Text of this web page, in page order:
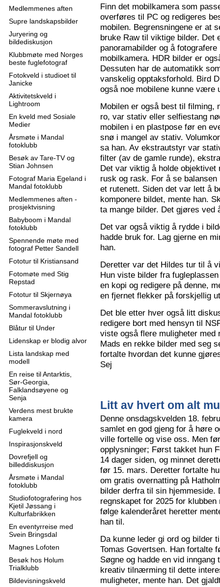
Medlemmenes aften
Supre landskapsbilder
Juryering og
bildediskusjon
Klubbmøte med Norges
beste fuglefotograf
Fotokveld i studioet til
Janicke
Aktivitetskveld i
Lightroom
En kveld med Sosiale
Medier
Årsmøte i Mandal
fotoklubb
Besøk av Tare-TV og
Stian Johnsen
Fotograf Maria Egeland i
Mandal fotoklubb
Medlemmenes aften -
prosjektvisning
Babyboom i Mandal
fotoklubb
Spennende møte med
fotograf Petter Sandell
Fototur til Kristiansand
Fotomøte med Stig
Repstad
Fototur til Skjernøya
Sommeravslutning i
Mandal fotoklubb
Blåtur til Under
Lidenskap er blodig alvor
Lista landskap med
modell
En reise til Antarktis,
Sør-Georgia,
Falklandsøyene og
Senja
Verdens mest brukte
kamera
Fuglekveld i nord
Inspirasjonskveld
Dovrefjell og
billeddiskusjon
Årsmøte i Mandal
fotoklubb
Studiofotografering hos
Kjetil Jøssang i
Kulturfabrikken
En eventyrreise med
Svein Bringsdal
Magnes Lofoten
Besøk hos Holum
Trialklubb
Bildevisningskveld
Finn det mobilkamera som
overføres til PC og redigeres
mobilen. Begrensningene er at
bruke Raw til viktige bilder. Det
panoramabilder og å
mobilkamera. HDR bilder er
Dessuten har de automatikk
vanskelig opptaksforhold. Bird
også noe mobilene kunne være
Mobilen er også best til filming,
ro, var stativ eller selfiestang
mobilen i en plastpose før en
snø i mangel av stativ.
sa han. Av ekstrautstyr var
filter (av de gamle runde),
Det var viktig å holde
rusk og rask. For å se
et rutenett. Siden det var lett å
komponere bildet, mente han.
ta mange bilder. Det gjøres ved
Det var også viktig å rydde i
hadde bruk for. Lag gjerne en
han.
Deretter var det Hildes tur til å
Hun viste bilder fra
en kopi og redigere på denne,
en fjernet flekker på forskjellig
Det ble etter hver også litt
redigere bort med hensyn til
viste også flere muligheter
Mads en rekke bilder med seg
fortalte hvordan det kunne
Sej
Litt av hvert om alt
Denne onsdagskvelden 18.
samlet en god gjeng for å høre
ville fortelle og vise oss. Men
opplysninger; Først takket hun
14 dager siden, og minnet
før 15. mars. Deretter fortalte
om gratis overnatting på
bilder derfra til sin hjemmeside.
regnskapet for 2025 for
følge kalenderåret heretter
han til.
Da kunne leder gi ord og bilder
Tomas Govertsen. Han fortalte
Søgne og hadde en vid
kreativ tilnærming til dette
muligheter, mente han. Det